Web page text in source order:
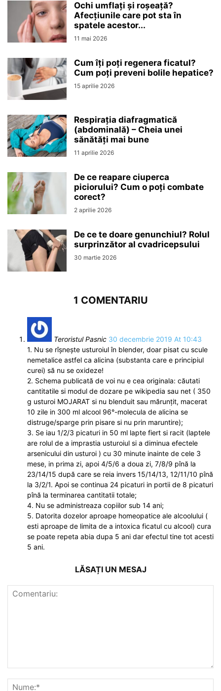
Ochi umflați și roșeață?
Afecțiunile care pot sta în
spatele acestor...
11 mai 2026
Cum îți poți regenera ficatul?
Cum poți preveni bolile hepatice?
15 aprilie 2026
Respirația diafragmatică
(abdominală) – Cheia unei
sănătăți mai bune
11 aprilie 2026
De ce reapare ciuperca
piciorului? Cum o poți combate
corect?
2 aprilie 2026
De ce te doare genunchiul? Rolul
surprinzător al cvadricepsului
30 martie 2026
1 COMENTARIU
Teroristul Pasnic 30 decembrie 2019 At 10:43
1. Nu se rîşneşte usturoiul în blender, doar pisat cu scule
nemetalice astfel ca alicina (substanta care e principiul
curei) să nu se oxideze!
2. Schema publicată de voi nu e cea originala: căutati
cantitatile si modul de dozare pe wikipedia sau net ( 350
g usturoi MOJARAT si nu blenduit sau mărunțit, macerat
10 zile in 300 ml alcool 96°-molecula de alicina se
distruge/sparge prin pisare si nu prin maruntire);
3. Se iau 1/2/3 picaturi in 50 ml lapte fiert si racit (laptele
are rolul de a imprastia usturoiul si a diminua efectele
arsenicului din usturoi ) cu 30 minute inainte de cele 3
mese, in prima zi, apoi 4/5/6 a doua zi, 7/8/9 pînă la
23/14/15 după care se reia invers 15/14/13, 12/11/10 pînă
la 3/2/1. Apoi se continua 24 picaturi in portii de 8 picaturi
pînă la terminarea cantitatii totale;
4. Nu se administreaza copiilor sub 14 ani;
5. Datorita dozelor aproape homeopatice ale alcoolului (
esti aproape de limita de a intoxica ficatul cu alcool) cura
se poate repeta abia dupa 5 ani dar efectul tine tot acesti
5 ani.
LĂSAȚI UN MESAJ